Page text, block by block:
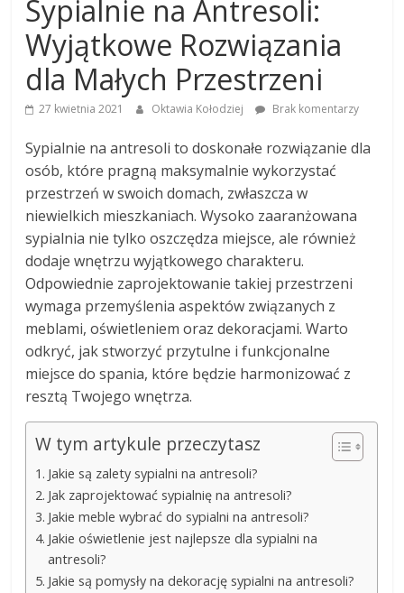
Sypialnie na Antresoli:
Wyjątkowe Rozwiązania
dla Małych Przestrzeni
27 kwietnia 2021 Oktawia Kołodziej Brak komentarzy
Sypialnie na antresoli to doskonałe rozwiązanie dla
osób, które pragną maksymalnie wykorzystać
przestrzeń w swoich domach, zwłaszcza w
niewielkich mieszkaniach. Wysoko zaaranżowana
sypialnia nie tylko oszczędza miejsce, ale również
dodaje wnętrzu wyjątkowego charakteru.
Odpowiednie zaprojektowanie takiej przestrzeni
wymaga przemyślenia aspektów związanych z
meblami, oświetleniem oraz dekoracjami. Warto
odkryć, jak stworzyć przytulne i funkcjonalne
miejsce do spania, które będzie harmonizować z
resztą Twojego wnętrza.
W tym artykule przeczytasz
Jakie są zalety sypialni na antresoli?
Jak zaprojektować sypialnię na antresoli?
Jakie meble wybrać do sypialni na antresoli?
Jakie oświetlenie jest najlepsze dla sypialni na
antresoli?
Jakie są pomysły na dekorację sypialni na antresoli?